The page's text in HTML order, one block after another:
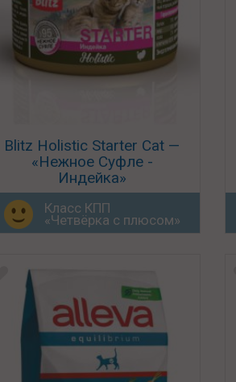
Blitz Holistic Starter Cat —
«Нежное Суфле -
Индейка»
Класс КПП
«Четвёрка с плюсом»